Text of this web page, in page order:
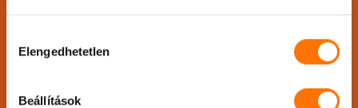
kiválasztása
Elengedhetetlen
Beállítások
Péntek